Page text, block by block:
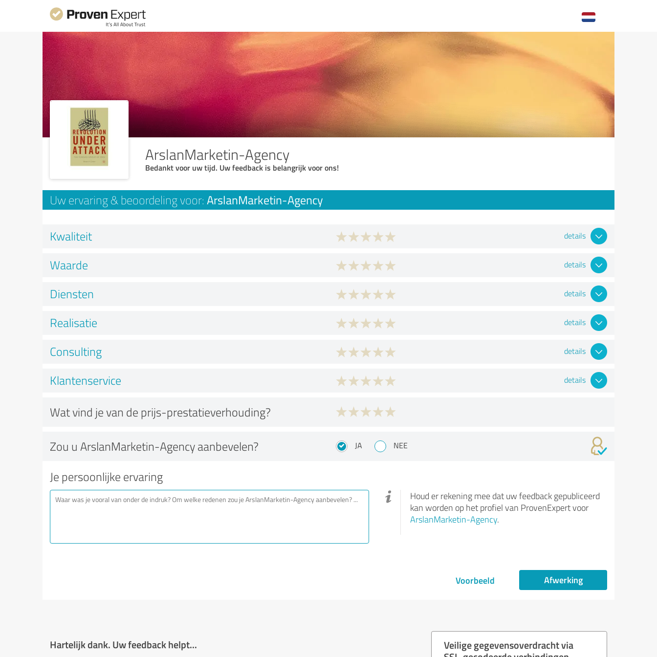
ArslanMarketin-Agency
Bedankt voor uw tijd. Uw feedback is belangrijk voor ons!
Uw ervaring & beoordeling voor: ArslanMarketin-Agency
Kwaliteit details
Waarde details
Diensten details
Realisatie details
Consulting details
Klantenservice details
Wat vind je van de prijs-prestatieverhouding?
Zou u ArslanMarketin-Agency aanbevelen? JA NEE
Je persoonlijke ervaring
Houd er rekening mee dat uw feedback gepubliceerd
kan worden op het profiel van ProvenExpert voor
ArslanMarketin-Agency.
Voorbeeld Afwerking
Hartelijk dank. Uw feedback helpt...
Veilige gegevensoverdracht via